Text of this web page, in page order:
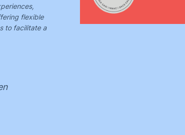
flexible
to facilitate a